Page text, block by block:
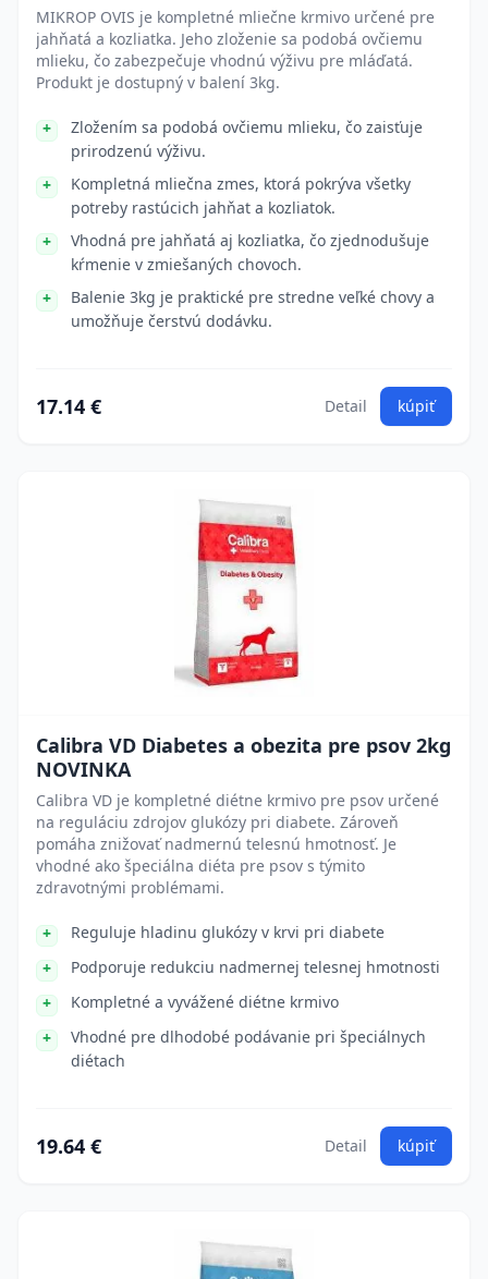
MIKROP OVIS je kompletné mliečne krmivo určené pre
jahňatá a kozliatka. Jeho zloženie sa podobá ovčiemu
mlieku, čo zabezpečuje vhodnú výživu pre mláďatá.
Produkt je dostupný v balení 3kg.
Zložením sa podobá ovčiemu mlieku, čo zaisťuje
prirodzenú výživu.
Kompletná mliečna zmes, ktorá pokrýva všetky
potreby rastúcich jahňat a kozliatok.
Vhodná pre jahňatá aj kozliatka, čo zjednodušuje
kŕmenie v zmiešaných chovoch.
Balenie 3kg je praktické pre stredne veľké chovy a
umožňuje čerstvú dodávku.
17.14 € Detail kúpiť
Calibra VD Diabetes a obezita pre psov 2kg
NOVINKA
Calibra VD je kompletné diétne krmivo pre psov určené
na reguláciu zdrojov glukózy pri diabete. Zároveň
pomáha znižovať nadmernú telesnú hmotnosť. Je
vhodné ako špeciálna diéta pre psov s týmito
zdravotnými problémami.
Reguluje hladinu glukózy v krvi pri diabete
Podporuje redukciu nadmernej telesnej hmotnosti
Kompletné a vyvážené diétne krmivo
Vhodné pre dlhodobé podávanie pri špeciálnych
diétach
19.64 € Detail kúpiť